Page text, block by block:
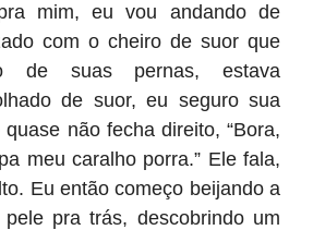
mim, eu vou andando de
com o cheiro de suor que
de suas pernas, estava
de suor, eu seguro sua
não fecha direito, “Bora,
meu caralho porra.” Ele fala,
Eu então começo beijando a
pra trás, descobrindo um